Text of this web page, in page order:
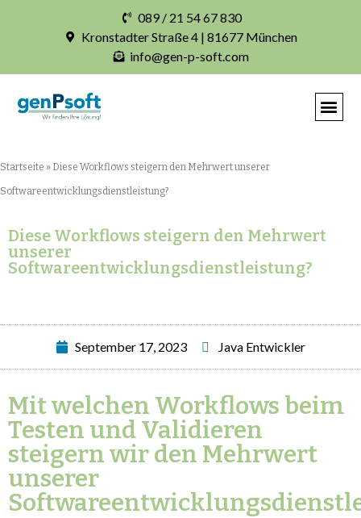
089 / 21 54 67 830
Kronstadter Straße 4 | 81677 München
info@gen-p-soft.com
Startseite » Diese Workflows steigern den Mehrwert unserer
Softwareentwicklungsdienstleistung?
Diese Workflows steigern den Mehrwert
unserer
Softwareentwicklungsdienstleistung?
September 17, 2023 Java Entwickler
Mit welchen Workflows beim
Testen und Validieren
steigern wir den Mehrwert
unserer